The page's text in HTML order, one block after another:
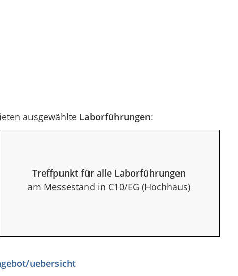
ausgewählte Laborführungen:
Treffpunkt für alle Laborführungen
am Messestand in C10/EG (Hochhaus)
uebersicht